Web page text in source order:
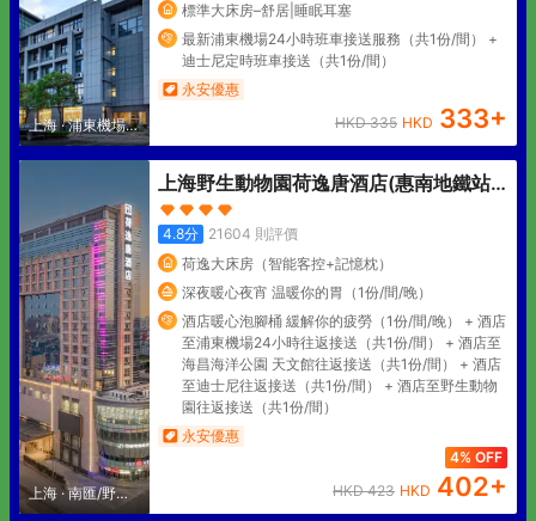
上海·浦東機場核
心區
標準大床房–舒居|睡眠耳塞
最新浦東機場24小時班車接送服務（共1份/間） +
迪士尼定時班車接送（共1份/間）
永安優惠
HKD335 HKD 333+
上海 ·南匯/野生
上海野生動物園荷逸唐酒店(惠南地鐵站
店)
4.8分 21604 則評價
荷逸大床房（智能客控+記憶枕）
深夜暖心夜宵 温暖你的胃（1份/間/晚）
酒店暖心泡腳桶 緩解你的疲勞（1份/間/晚） + 酒店
至浦東機場24小時往返接送（共1份/間） + 酒店至
海昌海洋公園 天文館往返接送（共1份/間） + 酒店
至迪士尼往返接送（共1份/間） + 酒店至野生動物
園往返接送（共1份/間）
永安優惠
4% OFF
HKD423 HKD 402+